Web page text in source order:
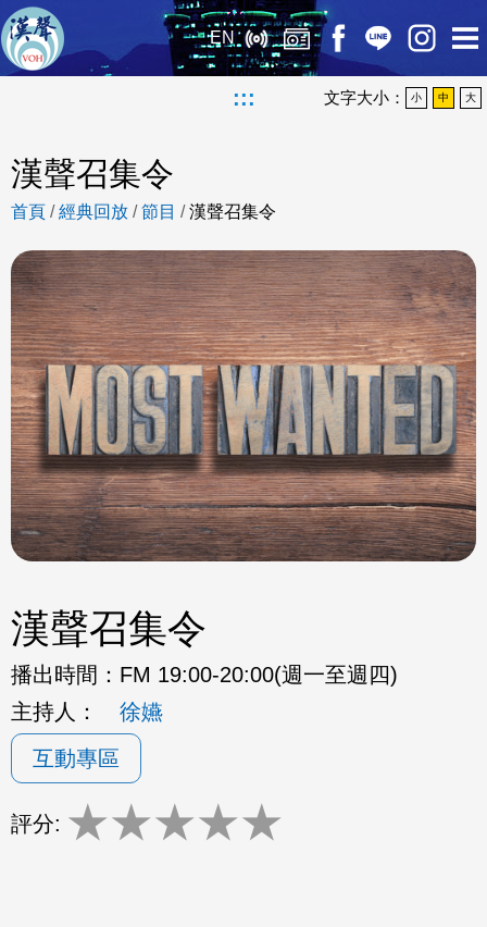
EN
::: 文字大小： 小 中 大
漢聲召集令
首頁 /經典回放 /節目 /漢聲召集令
漢聲召集令
播出時間： FM 19:00-20:00(週一至週四)
主持人：
徐嬿
互動專區
評分: ★★★★★